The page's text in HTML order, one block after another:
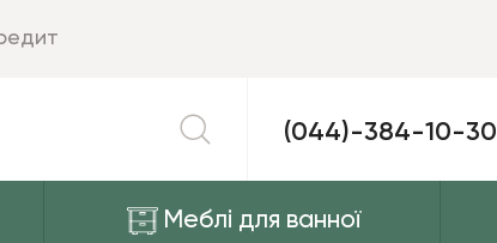
(044)-384-10-30
Меблі для ванної